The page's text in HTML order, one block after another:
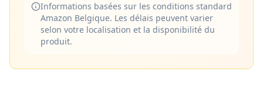
Informations basées sur les conditions standard
Amazon Belgique. Les délais peuvent varier
selon votre localisation et la disponibilité du
produit.